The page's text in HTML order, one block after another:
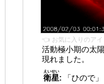
👈 お気に入りのアイ
活動極小期の太
現れました。
衛星
えいせい
:
「ひので」